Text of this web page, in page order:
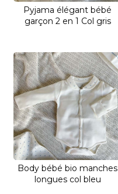
Pyjama élégant bébé
garçon 2 en 1 Col gris
Body bébé bio manches
longues col bleu